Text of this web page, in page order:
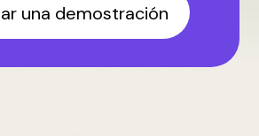
una demostración